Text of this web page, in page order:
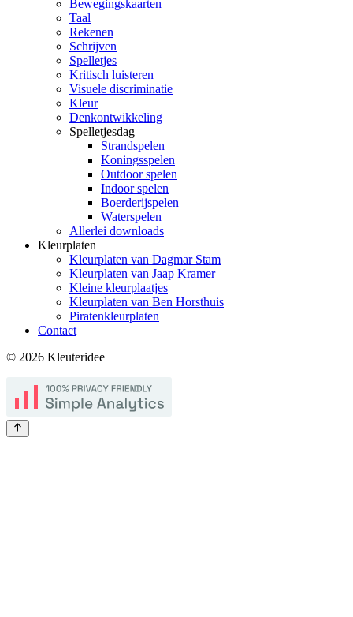
Bewegingskaarten
Taal
Rekenen
Schrijven
Spelletjes
Kritisch luisteren
Visuele discriminatie
Kleur
Denkontwikkeling
Spelletjesdag
Strandspelen
Koningsspelen
Outdoor spelen
Indoor spelen
Boerderijspelen
Waterspelen
Allerlei downloads
Kleurplaten
Kleurplaten van Dagmar Stam
Kleurplaten van Jaap Kramer
Kleine kleurplaatjes
Kleurplaten van Ben Horsthuis
Piratenkleurplaten
Contact
© 2026 Kleuteridee